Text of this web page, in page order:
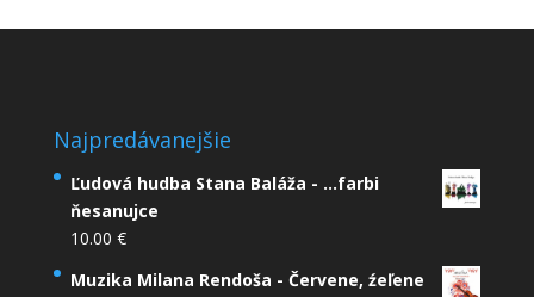
Najpredávanejšie
Ľudová hudba Stana Baláža - ...farbi
ňesanujce
10.00 €
Muzika Milana Rendoša - Červene, źeľene